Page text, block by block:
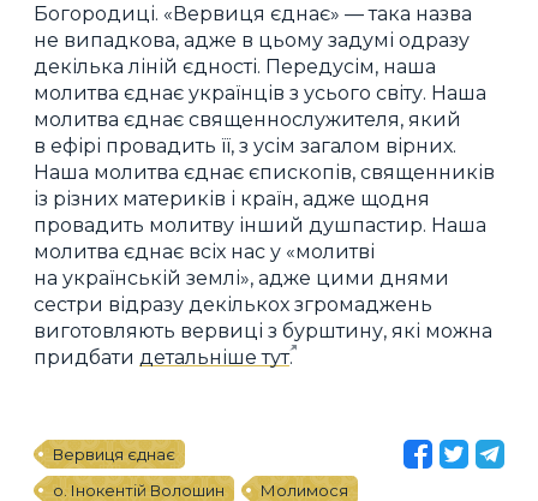
Богородиці. «Вервиця єднає» — така назва
не випадкова, адже в цьому задумі одразу
декілька ліній єдності. Передусім, наша
молитва єднає українців з усього світу. Наша
молитва єднає священнослужителя, який
в ефірі провадить її, з усім загалом вірних.
Наша молитва єднає єпископів, священників
із різних материків і країн, адже щодня
провадить молитву інший душпастир. Наша
молитва єднає всіх нас у «молитві
на українській землі», адже цими днями
сестри відразу декількох згромаджень
виготовляють вервиці з бурштину, які можна
придбати детальніше тут.
Вервиця єднає
о. Інокентій Волошин
Молимося